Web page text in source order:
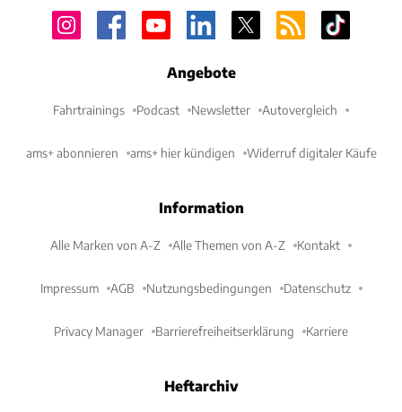
Angebote
Fahrtrainings Podcast Newsletter Autovergleich
ams+ abonnieren ams+ hier kündigen Widerruf digitaler Käufe
Information
Alle Marken von A-Z Alle Themen von A-Z Kontakt
Impressum AGB Nutzungsbedingungen Datenschutz
Privacy Manager Barrierefreiheitserklärung Karriere
Heftarchiv